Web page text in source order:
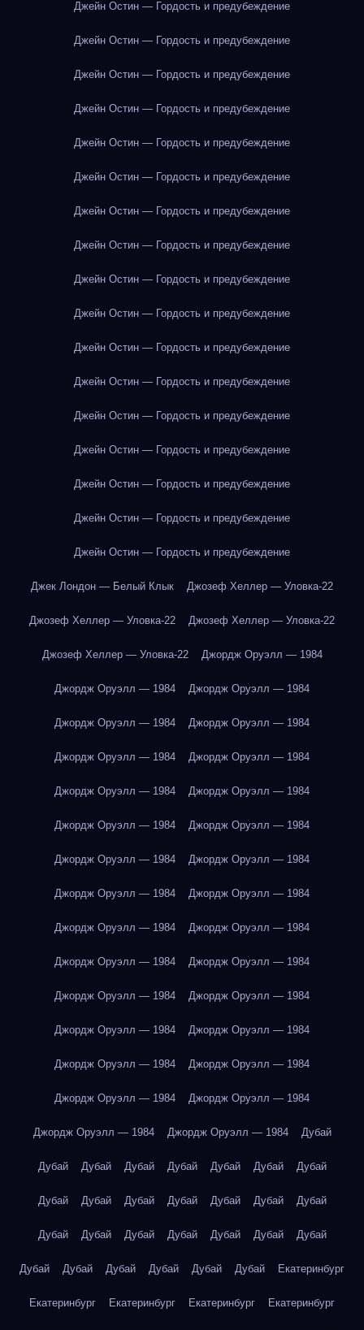
Джейн Остин — Гордость и предубеждение
Джейн Остин — Гордость и предубеждение
Джейн Остин — Гордость и предубеждение
Джейн Остин — Гордость и предубеждение
Джейн Остин — Гордость и предубеждение
Джейн Остин — Гордость и предубеждение
Джейн Остин — Гордость и предубеждение
Джейн Остин — Гордость и предубеждение
Джейн Остин — Гордость и предубеждение
Джейн Остин — Гордость и предубеждение
Джейн Остин — Гордость и предубеждение
Джейн Остин — Гордость и предубеждение
Джейн Остин — Гордость и предубеждение
Джейн Остин — Гордость и предубеждение
Джейн Остин — Гордость и предубеждение
Джейн Остин — Гордость и предубеждение
Джейн Остин — Гордость и предубеждение
Джек Лондон — Белый Клык Джозеф Хеллер — Уловка-22
Джозеф Хеллер — Уловка-22 Джозеф Хеллер — Уловка-22
Джозеф Хеллер — Уловка-22 Джордж Оруэлл — 1984
Джордж Оруэлл — 1984 Джордж Оруэлл — 1984
Джордж Оруэлл — 1984 Джордж Оруэлл — 1984
Джордж Оруэлл — 1984 Джордж Оруэлл — 1984
Джордж Оруэлл — 1984 Джордж Оруэлл — 1984
Джордж Оруэлл — 1984 Джордж Оруэлл — 1984
Джордж Оруэлл — 1984 Джордж Оруэлл — 1984
Джордж Оруэлл — 1984 Джордж Оруэлл — 1984
Джордж Оруэлл — 1984 Джордж Оруэлл — 1984
Джордж Оруэлл — 1984 Джордж Оруэлл — 1984
Джордж Оруэлл — 1984 Джордж Оруэлл — 1984
Джордж Оруэлл — 1984 Джордж Оруэлл — 1984
Джордж Оруэлл — 1984 Джордж Оруэлл — 1984
Джордж Оруэлл — 1984 Джордж Оруэлл — 1984
Джордж Оруэлл — 1984 Джордж Оруэлл — 1984 Дубай
Дубай Дубай Дубай Дубай Дубай Дубай Дубай
Дубай Дубай Дубай Дубай Дубай Дубай Дубай
Дубай Дубай Дубай Дубай Дубай Дубай Дубай
Дубай Дубай Дубай Дубай Дубай Дубай Екатеринбург
Екатеринбург Екатеринбург Екатеринбург Екатеринбург